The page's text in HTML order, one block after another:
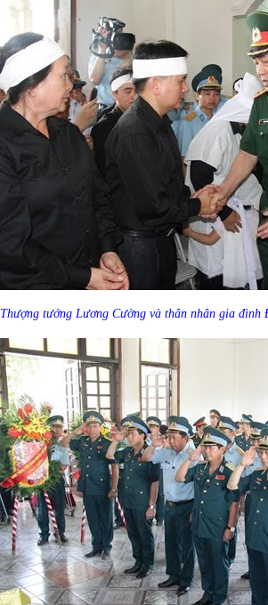
Thượng tướng Lương Cường và thân nhân gia đình